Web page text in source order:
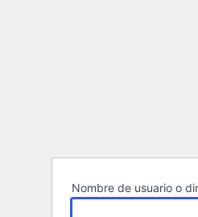
Nombre de usuario o